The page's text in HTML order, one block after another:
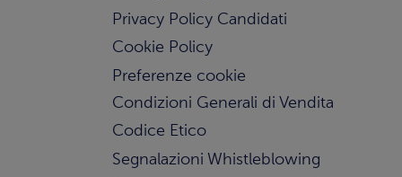
Privacy Policy Candidati
Cookie Policy
Preferenze cookie
Condizioni Generali di Vendita
Codice Etico
Segnalazioni Whistleblowing